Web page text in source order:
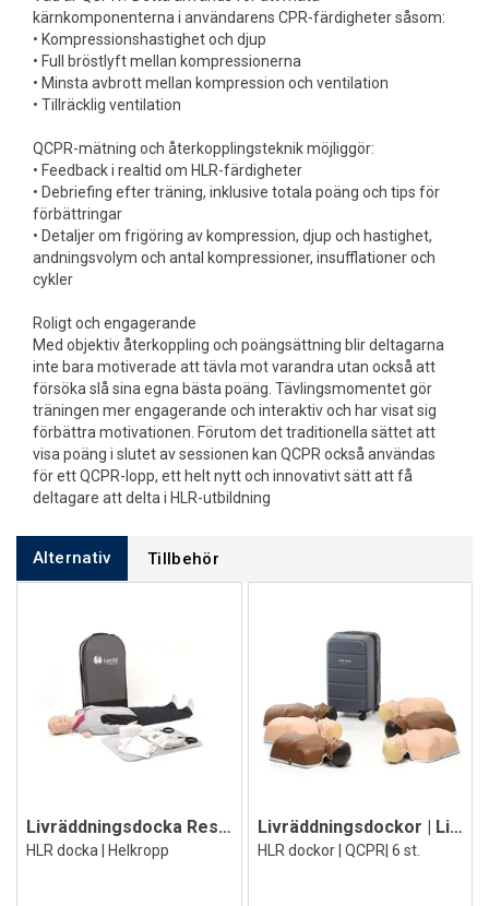
kärnkomponenterna i användarens CPR-färdigheter såsom:
• Kompressionshastighet och djup
• Full bröstlyft mellan kompressionerna
• Minsta avbrott mellan kompression och ventilation
• Tillräcklig ventilation
QCPR-mätning och återkopplingsteknik möjliggör:
• Feedback i realtid om HLR-färdigheter
• Debriefing efter träning, inklusive totala poäng och tips för
förbättringar
• Detaljer om frigöring av kompression, djup och hastighet,
andningsvolym och antal kompressioner, insufflationer och
cykler
Roligt och engagerande
Med objektiv återkoppling och poängsättning blir deltagarna
inte bara motiverade att tävla mot varandra utan också att
försöka slå sina egna bästa poäng. Tävlingsmomentet gör
träningen mer engagerande och interaktiv och har visat sig
förbättra motivationen. Förutom det traditionella sättet att
visa poäng i slutet av sessionen kan QCPR också användas
för ett QCPR-lopp, ett helt nytt och innovativt sätt att få
deltagare att delta i HLR-utbildning
Alternativ Tillbehör
Livräddningsdocka Resusci Anne QCPR
HLR docka | Helkropp
Livräddningsdockor | Lilla Anna Combo
HLR dockor | QCPR| 6 st.